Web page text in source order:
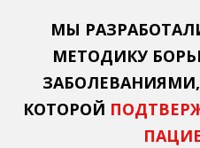
МЫ
МЕТОДИКУ
КОТОРОЙ